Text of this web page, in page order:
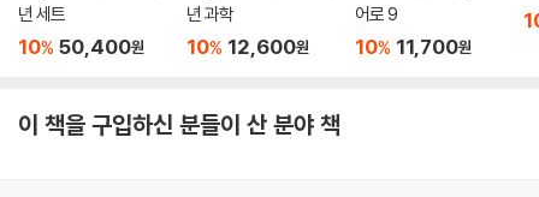
년 세트
10% 50,400원
년 과학
10% 12,600원
어로 9
10% 11,700원
이 책을 구입하신 분들이 산 분야 책